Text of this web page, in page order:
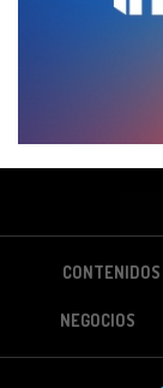
CONTENIDOS
NEGOCIOS